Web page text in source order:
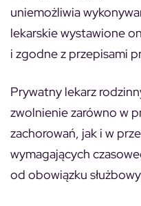
uniemożliwia
lekarskie wystawione
i zgodne z przepisami
Prywatny lekarz
zwolnienie zarówno w
zachorowań, jak i w
wymagających
od obowiązku